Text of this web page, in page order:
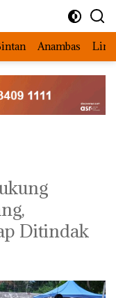
Anambas
Ditindak